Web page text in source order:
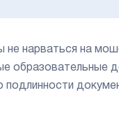
не нарваться на